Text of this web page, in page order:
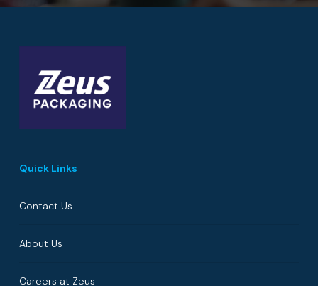
Quick Links
Contact Us
About Us
Careers at Zeus